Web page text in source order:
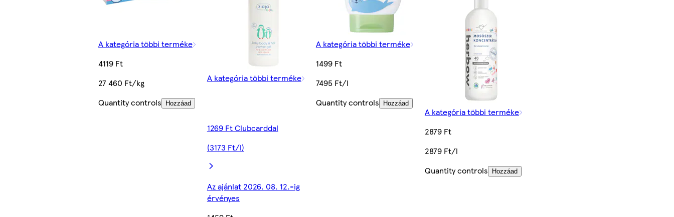
A kategória többi terméke
4119 Ft
27 460 Ft/kg
Quantity controls
Hozzáad
A kategória többi terméke
1269 Ft Clubcarddal
(3173 Ft/l)
Az ajánlat 2026. 08. 12.-ig
érvényes
A kategória többi terméke
1499 Ft
7495 Ft/l
Quantity controls
Hozzáad
A kategória többi terméke
2879 Ft
2879 Ft/l
Quantity controls
Hozzáad